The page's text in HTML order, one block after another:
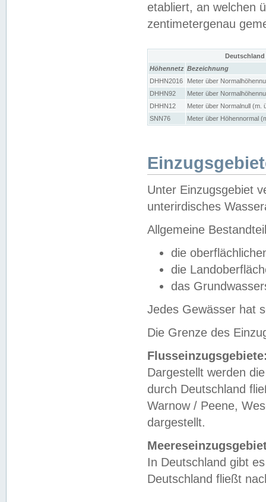
etabliert, an welchen
zentimetergenau
Höhennetz Bezeichnung
DHHN2016
Meter über
DHHN92
Meter über
DHHN12
Meter über Normalnull (m.
SNN76
Meter über Höhennormal
Unter Einzugsgebiet
unterirdisches
Allgemeine
die
die
das
Jedes Gewässer hat
Die Grenze des
Dargestellt werden
durch Deutschland
Warnow / Peene,
dargestellt.
In Deutschland gibt
Deutschland fließt